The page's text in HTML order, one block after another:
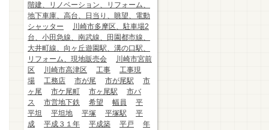
階建、リノベーション、リフォーム、
地下車庫、高台、日当り、眺望、電動
シャッター
川崎市多摩区、駐車場2
台、小田急線、南武線、田園都市線、
大井町線、向ヶ丘遊園駅、溝の口駅、
リフォーム、現地販売会
川崎市宮前
区
川崎市高津区 工事
工事現
場
工務店 市が尾 市が尾駅
市
ヶ尾
市ケ尾町 市ヶ尾駅
市バ
ス
市営地下鉄 希望 幅員
平
平坦
平坦地 平塚 平塚駅
平
成
平成３１年 平成築 平戸
年